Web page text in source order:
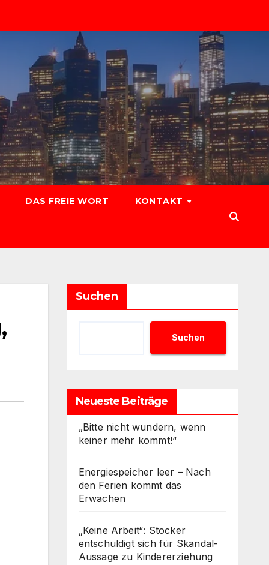
DAS FREIE WORT KONTAKT
Suchen
Suchen
Neueste Beiträge
„Bitte nicht wundern, wenn
keiner mehr kommt!“
Energiespeicher leer – Nach
den Ferien kommt das
Erwachen
„Keine Arbeit“: Stocker
entschuldigt sich für Skandal-
Aussage zu Kindererziehung